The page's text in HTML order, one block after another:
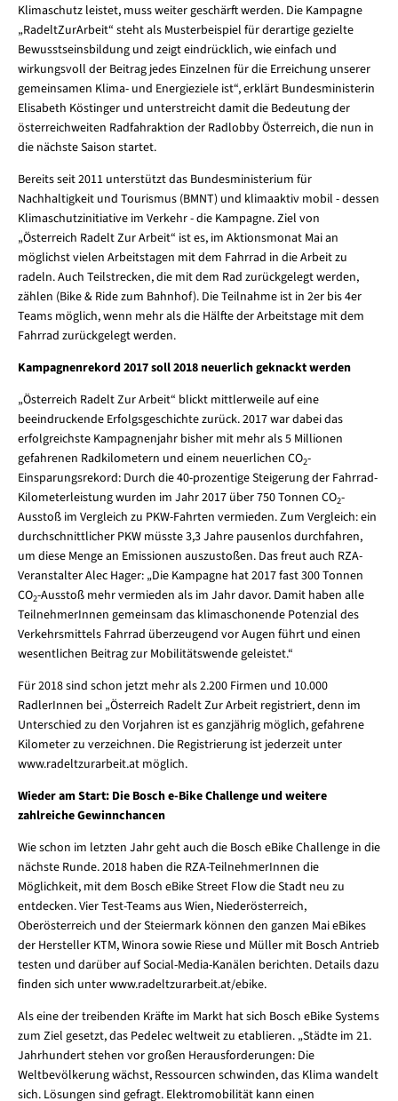
Klimaschutz leistet, muss weiter geschärft werden. Die Kampagne
„RadeltZurArbeit“ steht als Musterbeispiel für derartige gezielte
Bewusstseinsbildung und zeigt eindrücklich, wie einfach und
wirkungsvoll der Beitrag jedes Einzelnen für die Erreichung unserer
gemeinsamen Klima- und Energieziele ist“, erklärt Bundesministerin
Elisabeth Köstinger und unterstreicht damit die Bedeutung der
österreichweiten Radfahraktion der Radlobby Österreich, die nun in
die nächste Saison startet.
Bereits seit 2011 unterstützt das Bundesministerium für
Nachhaltigkeit und Tourismus (BMNT) und klimaaktiv mobil - dessen
Klimaschutzinitiative im Verkehr - die Kampagne. Ziel von
„Österreich Radelt Zur Arbeit“ ist es, im Aktionsmonat Mai an
möglichst vielen Arbeitstagen mit dem Fahrrad in die Arbeit zu
radeln. Auch Teilstrecken, die mit dem Rad zurückgelegt werden,
zählen (Bike & Ride zum Bahnhof). Die Teilnahme ist in 2er bis 4er
Teams möglich, wenn mehr als die Hälfte der Arbeitstage mit dem
Fahrrad zurückgelegt werden.
Kampagnenrekord 2017 soll 2018 neuerlich geknackt werden
„Österreich Radelt Zur Arbeit“ blickt mittlerweile auf eine
beeindruckende Erfolgsgeschichte zurück. 2017 war dabei das
erfolgreichste Kampagnenjahr bisher mit mehr als 5 Millionen
gefahrenen Radkilometern und einem neuerlichen CO2-
Einsparungsrekord: Durch die 40-prozentige Steigerung der Fahrrad-
Kilometerleistung wurden im Jahr 2017 über 750 Tonnen CO2-
Ausstoß im Vergleich zu PKW-Fahrten vermieden. Zum Vergleich: ein
durchschnittlicher PKW müsste 3,3 Jahre pausenlos durchfahren,
um diese Menge an Emissionen auszustoßen. Das freut auch RZA-
Veranstalter Alec Hager: „Die Kampagne hat 2017 fast 300 Tonnen
CO2-Ausstoß mehr vermieden als im Jahr davor. Damit haben alle
TeilnehmerInnen gemeinsam das klimaschonende Potenzial des
Verkehrsmittels Fahrrad überzeugend vor Augen führt und einen
wesentlichen Beitrag zur Mobilitätswende geleistet.“
Für 2018 sind schon jetzt mehr als 2.200 Firmen und 10.000
RadlerInnen bei „Österreich Radelt Zur Arbeit registriert, denn im
Unterschied zu den Vorjahren ist es ganzjährig möglich, gefahrene
Kilometer zu verzeichnen. Die Registrierung ist jederzeit unter
www.radeltzurarbeit.at möglich.
Wieder am Start: Die Bosch e-Bike Challenge und weitere
zahlreiche Gewinnchancen
Wie schon im letzten Jahr geht auch die Bosch eBike Challenge in die
nächste Runde. 2018 haben die RZA-TeilnehmerInnen die
Möglichkeit, mit dem Bosch eBike Street Flow die Stadt neu zu
entdecken. Vier Test-Teams aus Wien, Niederösterreich,
Oberösterreich und der Steiermark können den ganzen Mai eBikes
der Hersteller KTM, Winora sowie Riese und Müller mit Bosch Antrieb
testen und darüber auf Social-Media-Kanälen berichten. Details dazu
finden sich unter www.radeltzurarbeit.at/ebike.
Als eine der treibenden Kräfte im Markt hat sich Bosch eBike Systems
zum Ziel gesetzt, das Pedelec weltweit zu etablieren. „Städte im 21.
Jahrhundert stehen vor großen Herausforderungen: Die
Weltbevölkerung wächst, Ressourcen schwinden, das Klima wandelt
sich. Lösungen sind gefragt. Elektromobilität kann einen